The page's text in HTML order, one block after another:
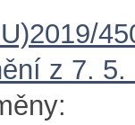
z 7. 5.